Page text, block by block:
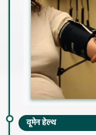
वूमेन हेल्थ